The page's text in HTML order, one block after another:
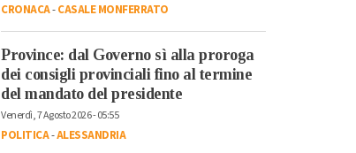
CRONACA-CASALE MONFERRATO
Province: dal Governo sì alla proroga
dei consigli provinciali fino al termine
del mandato del presidente
Venerdì, 7 Agosto 2026 - 05:55
POLITICA-ALESSANDRIA